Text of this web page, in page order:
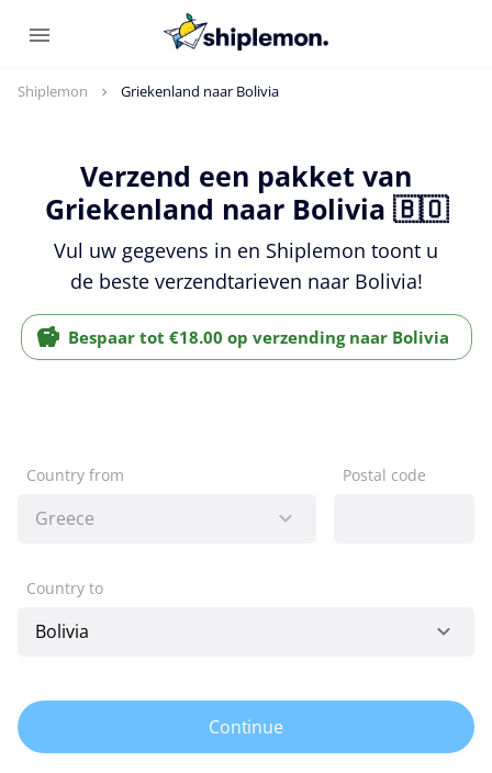
Shiplemon Griekenland naar Bolivia
Verzend een pakket van
Griekenland naar Bolivia 🇧🇴
Vul uw gegevens in en Shiplemon toont u
de beste verzendtarieven naar Bolivia!
Bespaar tot €18.00 op verzending naar Bolivia
Country from Postal code
Country to
Continue